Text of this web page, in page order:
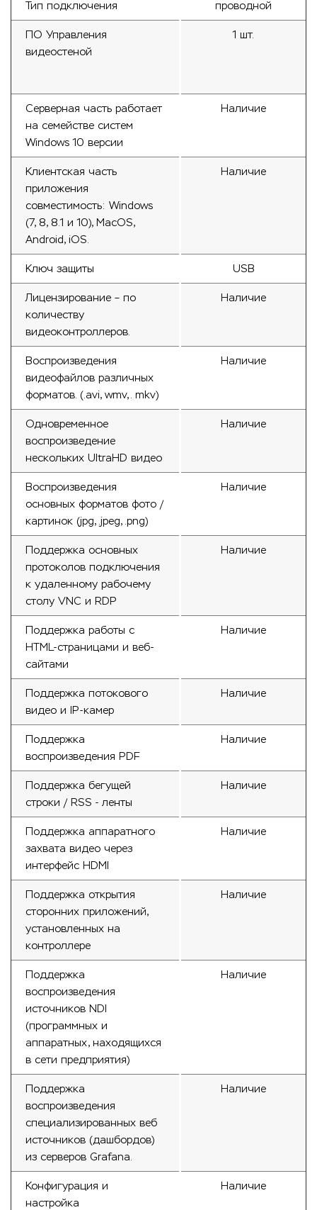
Тип подключения проводной
ПО Управления
видеостеной
1 шт.
Серверная часть работает
на семействе систем
Windows 10 версии
Наличие
Клиентская часть
приложения
совместимость: Windows
(7, 8, 8.1 и 10), MacOS,
Android, iOS.
Наличие
Ключ защиты USB
Лицензирование – по
количеству
видеоконтроллеров.
Наличие
Воспроизведения
видеофайлов различных
форматов. (.avi, wmv,. mkv)
Наличие
Одновременное
воспроизведение
нескольких UltraHD видео
Наличие
Воспроизведения
основных форматов фото /
картинок (jpg, .jpeg, .png)
Наличие
Поддержка основных
протоколов подключения
к удаленному рабочему
столу VNC и RDP
Наличие
Поддержка работы с
HTML-страницами и веб-
сайтами
Наличие
Поддержка потокового
видео и IP-камер
Наличие
Поддержка
воспроизведения PDF
Наличие
Поддержка бегущей
строки / RSS - ленты
Наличие
Поддержка аппаратного
захвата видео через
интерфейс HDMI
Наличие
Поддержка открытия
сторонних приложений,
установленных на
контроллере
Наличие
Поддержка
воспроизведения
источников NDI
(программных и
аппаратных, находящихся
в сети предприятия)
Наличие
Поддержка
воспроизведения
специализированных веб
источников (дашбордов)
из серверов Grafana.
Наличие
Конфигурация и
настройка
Наличие